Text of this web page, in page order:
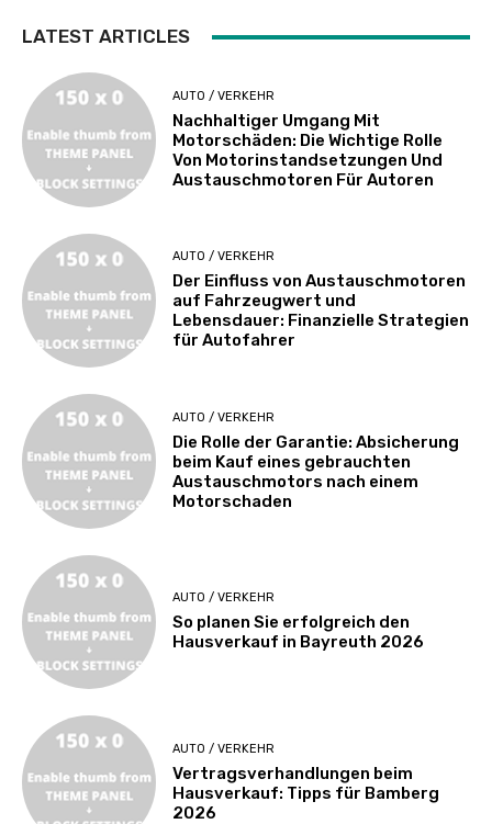
LATEST ARTICLES
AUTO / VERKEHR
Nachhaltiger Umgang Mit
Motorschäden: Die Wichtige Rolle
Von Motorinstandsetzungen Und
Austauschmotoren Für Autoren
AUTO / VERKEHR
Der Einfluss von Austauschmotoren
auf Fahrzeugwert und
Lebensdauer: Finanzielle Strategien
für Autofahrer
AUTO / VERKEHR
Die Rolle der Garantie: Absicherung
beim Kauf eines gebrauchten
Austauschmotors nach einem
Motorschaden
AUTO / VERKEHR
So planen Sie erfolgreich den
Hausverkauf in Bayreuth 2026
AUTO / VERKEHR
Vertragsverhandlungen beim
Hausverkauf: Tipps für Bamberg
2026